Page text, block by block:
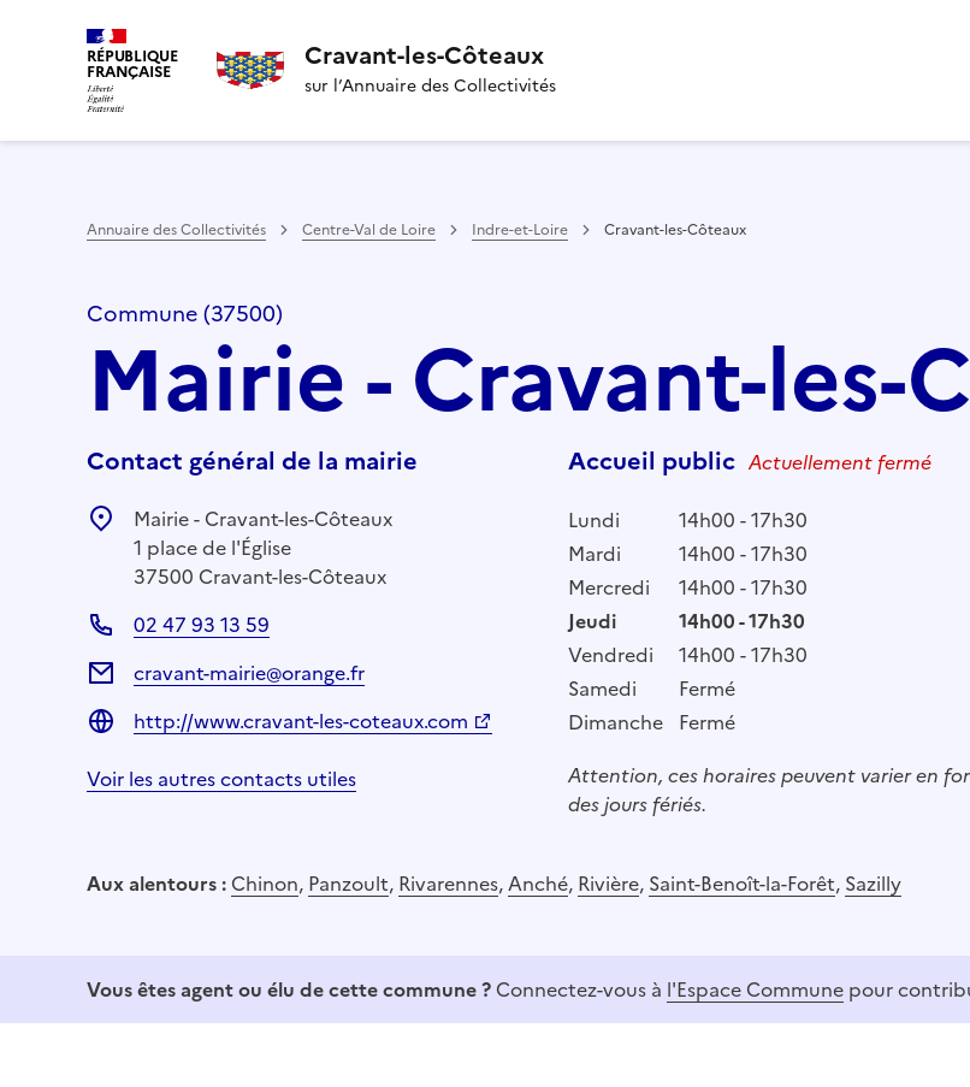
RÉPUBLIQUE
FRANÇAISE Cravant-les-Côteaux
sur l’Annuaire des Collectivités
Annuaire des Collectivités Centre-Val de Loire Indre-et-Loire Cravant-les-Côteaux
Commune (37500)
Mairie - Cravant-les-
Contact général de la mairie
Mairie - Cravant-les-Côteaux
1 place de l'Église
37500 Cravant-les-Côteaux
02 47 93 13 59
cravant-mairie@orange.fr
http://www.cravant-les-coteaux.com
Voir les autres contacts utiles
Accueil public Actuellement fermé
Lundi
14h00 - 17h30
Mardi
14h00 - 17h30
Mercredi
14h00 - 17h30
Jeudi
14h00 - 17h30
Vendredi
14h00 - 17h30
Samedi
Fermé
Dimanche Fermé
Attention, ces horaires peuvent varier en
des jours fériés.
Aux alentours : Chinon, Panzoult, Rivarennes,Anché, Rivière, Saint-Benoît-la-Forêt, Sazilly
Vous êtes agent ou élu de cette commune ? Connectez-vous à l'Espace Commune pour